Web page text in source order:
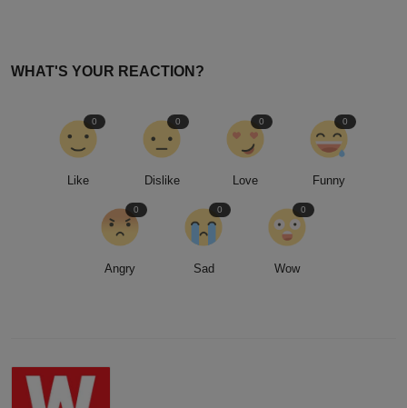
WHAT'S YOUR REACTION?
Like
0
Dislike
0
Love
0
Funny
0
Angry
0
Sad
0
Wow
0